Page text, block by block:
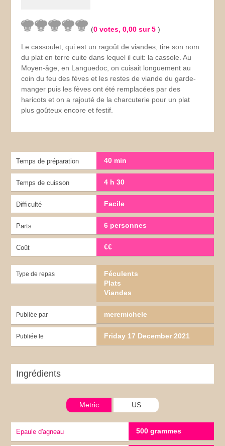
(0 votes,0,00 sur 5)
Le cassoulet, qui est un ragoût de viandes, tire son nom
du plat en terre cuite dans lequel il cuit: la cassole. Au
Moyen-âge, en Languedoc, on cuisait longuement au
coin du feu des fèves et les restes de viande du garde-
manger puis les fèves ont été remplacées par des
haricots et on a rajouté de la charcuterie pour un plat
plus goûteux encore et festif.
Temps de préparation 40 min
Temps de cuisson 4 h 30
Difficulté Facile
Parts 6 personnes
Coût €€
Type de repas
Féculents
Plats
Viandes
Publiée par meremichele
Publiée le Friday 17 December 2021
Ingrédients
Metric US
Epaule d'agneau 500 grammes